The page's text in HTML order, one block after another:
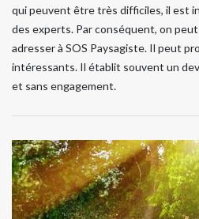
qui peuvent être très difficiles, il est
des experts. Par conséquent, on
adresser à SOS Paysagiste. Il peut
intéressants. Il établit souvent un
et sans engagement.